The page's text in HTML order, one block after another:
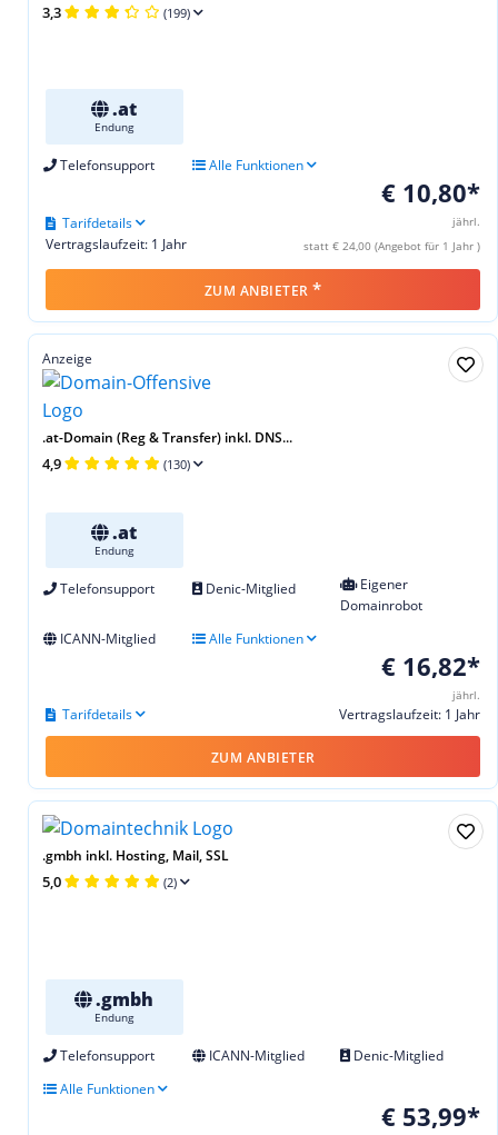
3,3 (199)
.at
Endung
Telefonsupport Alle Funktionen
€ 10,80*
jährl.
statt € 24,00 (Angebot für 1 Jahr )
Vertragslaufzeit: 1 Jahr
Tarifdetails
ZUM ANBIETER *
Anzeige
.at-Domain (Reg & Transfer) inkl. DNS...
4,9 (130)
.at
Endung
Telefonsupport Denic-Mitglied
Eigener
Domainrobot
ICANN-Mitglied
Alle Funktionen
€ 16,82*
jährl.
Vertragslaufzeit: 1 Jahr
Tarifdetails
ZUM ANBIETER
.gmbh inkl. Hosting, Mail, SSL
5,0 (2)
.gmbh
Endung
Telefonsupport ICANN-Mitglied
Denic-Mitglied
Alle Funktionen
€ 53,99*